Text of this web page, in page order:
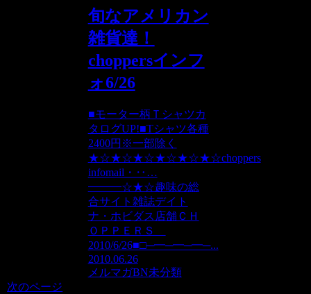
旬なアメリカン
雑貨達！
choppersインフ
ォ6/26
■モーター柄Ｔシャツカ
タログUP!■Tシャツ各種
2400円※一部除く
★☆★☆★☆★☆★☆★☆choppers
infomail・‥…
━━━☆★☆趣味の総
合サイト雑誌デイト
ナ・ホビダス店舗ＣＨ
ＯＰＰＥＲＳ
2010/6/26■□─━─━─━─...
2010.06.26
メルマガBN未分類
次のページ